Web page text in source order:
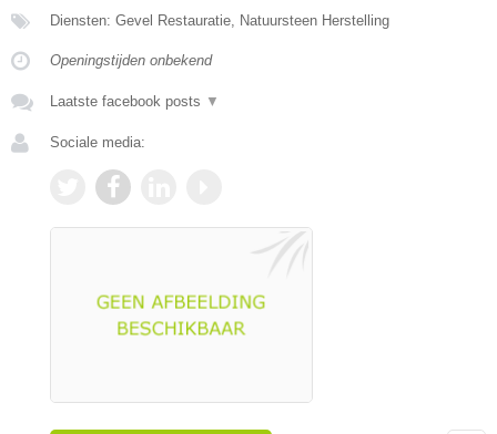
Diensten: Gevel Restauratie, Natuursteen Herstelling
Openingstijden onbekend
Laatste facebook posts ▼
Sociale media: